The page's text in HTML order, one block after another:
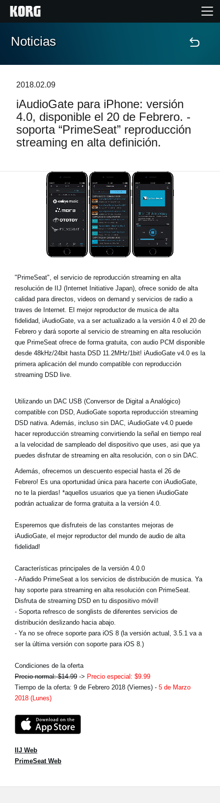
Inicio
Características
Eventos
Localizador de Tiendas
Noticias
Ubicación
Acerca de KORG
Noticias
2018.02.09
iAudioGate para iPhone: versión
4.0, disponible el 20 de Febrero. -
soporta “PrimeSeat” reproducción
streaming en alta definición.
"PrimeSeat", el servicio de reproducción streaming en alta
resolución de IIJ (Internet Initiative Japan), ofrece sonido de alta
calidad para directos, videos on demand y servicios de radio a
traves de Internet. El mejor reproductor de musica de alta
fidelidad, iAudioGate, va a ser actualizado a la versión 4.0 el 20 de
Febrero y dará soporte al servicio de streaming en alta resolución
que PrimeSeat ofrece de forma gratuita, con audio PCM disponible
desde 48kHz/24bit hasta DSD 11.2MHz/1bit! iAudioGate v4.0 es la
primera aplicación del mundo compatible con reproducción
streaming DSD live.
Utilizando un DAC USB (Conversor de Digital a Analógico)
compatible con DSD, AudioGate soporta reproducción streaming
DSD nativa. Además, incluso sin DAC, iAudioGate v4.0 puede
hacer reproducción streaming convirtiendo la señal en tiempo real
a la velocidad de sampleado del dispositivo que uses, asi que ya
puedes disfrutar de streaming en alta resolución, con o sin DAC.
Además, ofrecemos un descuento especial hasta el 26 de
Febrero! Es una oportunidad única para hacerte con iAudioGate,
no te la pierdas! *aquellos usuarios que ya tienen iAudioGate
podrán actualizar de forma gratuita a la versión 4.0.
Esperemos que disfruteis de las constantes mejoras de
iAudioGate, el mejor reproductor del mundo de audio de alta
fidelidad!
Características principales de la versión 4.0.0
- Añadido PrimeSeat a los servicios de distribución de musica. Ya
hay soporte para streaming en alta resolución con PrimeSeat.
Disfruta de streaming DSD en tu dispositivo móvil!
- Soporta refresco de songlists de diferentes servicios de
distribución deslizando hacia abajo.
- Ya no se ofrece soporte para iOS 8 (la versión actual, 3.5.1 va a
ser la última versión con soporte para iOS 8.)
Condiciones de la oferta
Precio normal: $14.99 -> Precio especial: $9.99
Tiempo de la oferta: 9 de Febrero 2018 (Viernes) - 5 de Marzo
2018 (Lunes)
IIJ Web
PrimeSeat Web